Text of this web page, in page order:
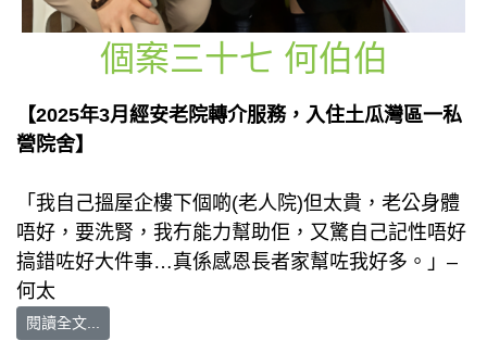
個案三十七 何伯伯
【2025年3月經安老院轉介服務，入住土瓜灣區一私
營院舍】
「我自己搵屋企樓下個啲(老人院)但太貴，老公身體
唔好，要洗腎，我冇能力幫助佢，又驚自己記性唔好
搞錯咗好大件事…真係感恩長者家幫咗我好多。」–
何太
閱讀全文...